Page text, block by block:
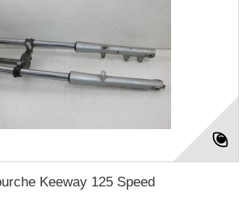
Keeway 125 Speed